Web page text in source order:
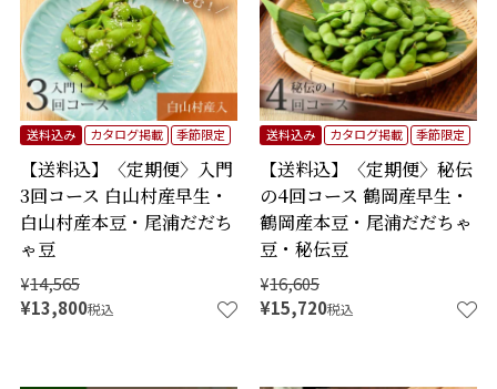
【送料込】〈定期便〉入門
3回コース 白山村産早生・
白山村産本豆・尾浦だだち
ゃ豆
送料込み カタログ掲載 季節限定
¥14,565
¥13,800税込
【送料込】〈定期便〉秘伝
の4回コース 鶴岡産早生・
鶴岡産本豆・尾浦だだちゃ
豆・秘伝豆
送料込み カタログ掲載 季節限定
¥16,605
¥15,720税込